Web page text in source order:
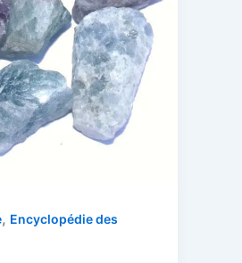
, Encyclopédie des